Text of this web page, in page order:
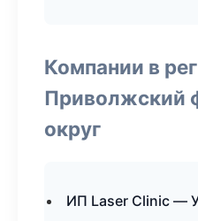
Компании в
Приволжский
округ
ИП Laser Clinic —